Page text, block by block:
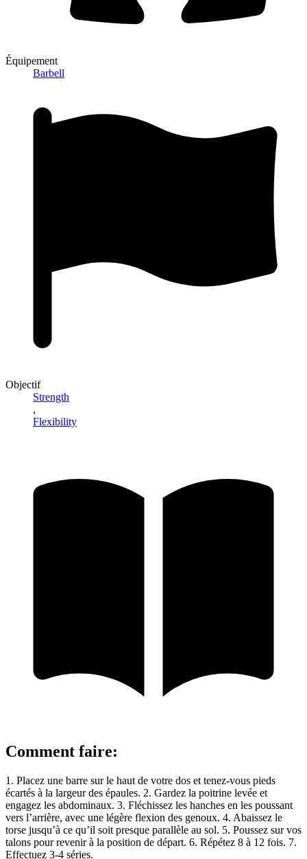
Équipement
Barbell
Objectif
Strength
,
Flexibility
Comment faire:
1. Placez une barre sur le haut de votre dos et tenez-vous pieds
écartés à la largeur des épaules. 2. Gardez la poitrine levée et
engagez les abdominaux. 3. Fléchissez les hanches en les poussant
vers l’arrière, avec une légère flexion des genoux. 4. Abaissez le
torse jusqu’à ce qu’il soit presque parallèle au sol. 5. Poussez sur vos
talons pour revenir à la position de départ. 6. Répétez 8 à 12 fois. 7.
Effectuez 3-4 séries.